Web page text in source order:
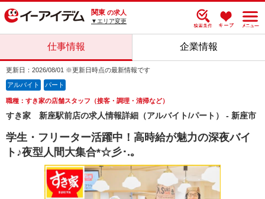
関東 の求人
▼エリア変更
仕事情報 企業情報
更新日：2026/08/01 ※更新日時点の最新情報です
アルバイト パート
職種：すき家の店舗スタッフ（接客・調理・清掃など）
すき家 新座駅前店の求人情報詳細（アルバイト/パート） - 新座市
学生・フリーター活躍中！高時給が魅力の深夜バイ
ト♪夜型人間大集合*☆彡･.｡